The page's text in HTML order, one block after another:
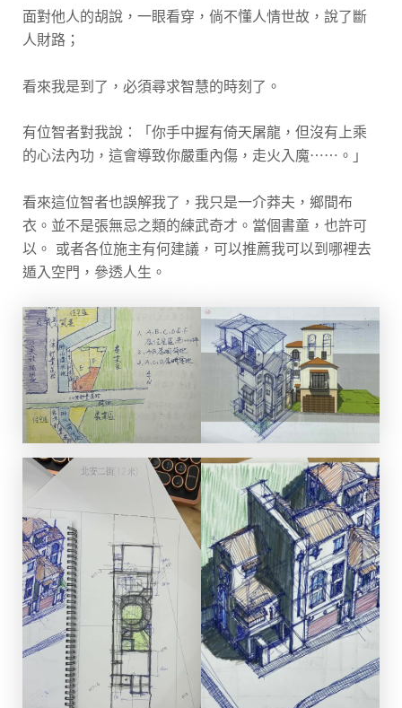
面對他人的胡說，一眼看穿，倘不懂人情世故，說了斷
人財路；
看來我是到了，必須尋求智慧的時刻了。
有位智者對我說：「你手中握有倚天屠龍，但沒有上乘
的心法內功，這會導致你嚴重內傷，走火入魔⋯⋯。」
看來這位智者也誤解我了，我只是一介莽夫，鄉間布
衣。並不是張無忌之類的練武奇才。當個書童，也許可
以。 或者各位施主有何建議，可以推薦我可以到哪裡去
遁入空門，參透人生。